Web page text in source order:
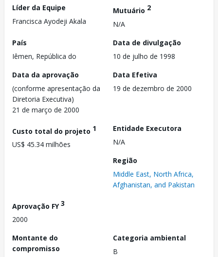
Líder da Equipe
Francisca Ayodeji Akala
Mutuário 2
N/A
País
Iêmen, República do
Data de divulgação
10 de julho de 1998
Data da aprovação
(conforme apresentação da
Diretoria Executiva)
21 de março de 2000
Data Efetiva
19 de dezembro de 2000
Custo total do projeto 1
US$ 45.34 milhões
Entidade Executora
N/A
Região
Middle East, North Africa,
Afghanistan, and Pakistan
Aprovação FY3
2000
Montante do
compromisso
Categoria ambiental
B